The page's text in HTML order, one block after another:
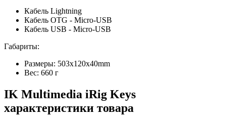
Кабель Lightning
Кабель OTG - Micro-USB
Кабель USB - Micro-USB
Габариты:
Размеры: 503x120x40mm
Вес: 660 г
IK Multimedia iRig Keys
характеристики товара